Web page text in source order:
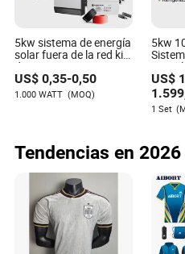
5kw sistema de energía
solar fuera de la red kit
de montaje
personalizado
tecnología de China
venta al por mayor
US$0,35-0,50
1.000 WATT (MOQ)
5kw
para
US$
1 Set
Tendencias en 2026